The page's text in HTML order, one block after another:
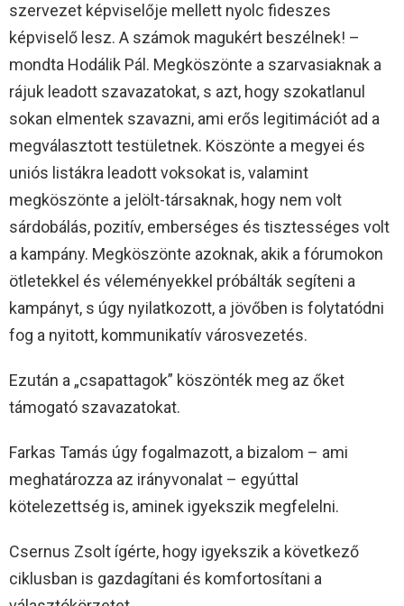
szervezet képviselője mellett nyolc fideszes
képviselő lesz. A számok magukért beszélnek! –
mondta Hodálik Pál. Megköszönte a szarvasiaknak a
rájuk leadott szavazatokat, s azt, hogy szokatlanul
sokan elmentek szavazni, ami erős legitimációt ad a
megválasztott testületnek. Köszönte a megyei és
uniós listákra leadott voksokat is, valamint
megköszönte a jelölt-társaknak, hogy nem volt
sárdobálás, pozitív, emberséges és tisztességes volt
a kampány. Megköszönte azoknak, akik a fórumokon
ötletekkel és véleményekkel próbálták segíteni a
kampányt, s úgy nyilatkozott, a jövőben is folytatódni
fog a nyitott, kommunikatív városvezetés.
Ezután a „csapattagok” köszönték meg az őket
támogató szavazatokat.
Farkas Tamás úgy fogalmazott, a bizalom – ami
meghatározza az irányvonalat – egyúttal
kötelezettség is, aminek igyekszik megfelelni.
Csernus Zsolt ígérte, hogy igyekszik a következő
ciklusban is gazdagítani és komfortosítani a